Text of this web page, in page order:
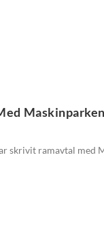
Maskinparken
skrivit ramavtal med